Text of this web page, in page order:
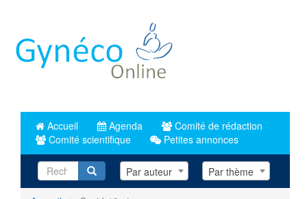
principal
Accueil Agenda
Comité de rédaction
Comité scientifique
Petites annonces
RecherchePar auteur Par thème